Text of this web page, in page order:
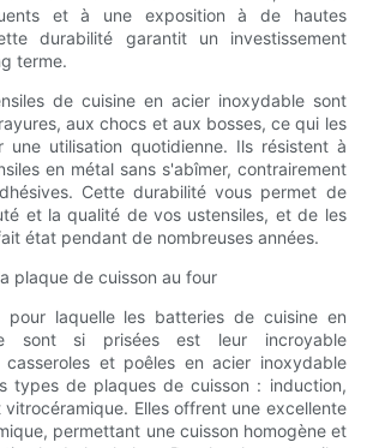
et à une exposition à de hautes
durabilité garantit un investissement
terme.
de cuisine en acier inoxydable sont
aux chocs et aux bosses, ce qui les
une utilisation quotidienne. Ils résistent à
en métal sans s'abîmer, contrairement
Cette durabilité vous permet de
et la qualité de vos ustensiles, et de les
état pendant de nombreuses années.
plaque de cuisson au four
pour laquelle les batteries de cuisine en
sont si prisées est leur incroyable
casseroles et poêles en acier inoxydable
types de plaques de cuisson : induction,
Elles offrent une excellente
permettant une cuisson homogène et